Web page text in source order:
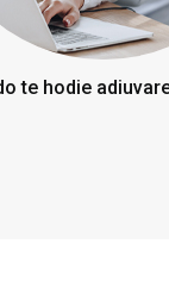
te hodie